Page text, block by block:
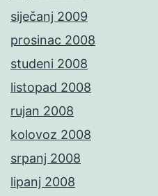
siječanj 2009
prosinac 2008
studeni 2008
listopad 2008
rujan 2008
kolovoz 2008
srpanj 2008
lipanj 2008